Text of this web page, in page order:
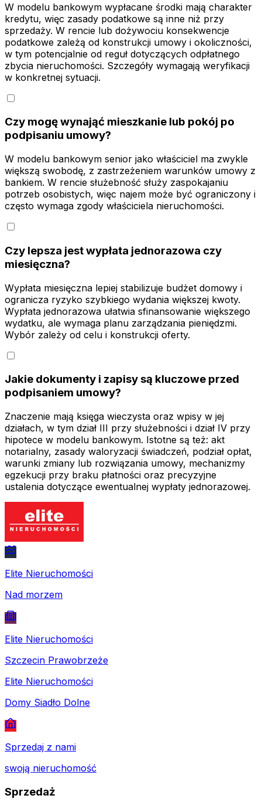
W modelu bankowym wypłacane środki mają charakter
kredytu, więc zasady podatkowe są inne niż przy
sprzedaży. W rencie lub dożywociu konsekwencje
podatkowe zależą od konstrukcji umowy i okoliczności,
w tym potencjalnie od reguł dotyczących odpłatnego
zbycia nieruchomości. Szczegóły wymagają weryfikacji
w konkretnej sytuacji.
Czy mogę wynająć mieszkanie lub pokój po
podpisaniu umowy?
W modelu bankowym senior jako właściciel ma zwykle
większą swobodę, z zastrzeżeniem warunków umowy z
bankiem. W rencie służebność służy zaspokajaniu
potrzeb osobistych, więc najem może być ograniczony i
często wymaga zgody właściciela nieruchomości.
Czy lepsza jest wypłata jednorazowa czy
miesięczna?
Wypłata miesięczna lepiej stabilizuje budżet domowy i
ogranicza ryzyko szybkiego wydania większej kwoty.
Wypłata jednorazowa ułatwia sfinansowanie większego
wydatku, ale wymaga planu zarządzania pieniędzmi.
Wybór zależy od celu i konstrukcji oferty.
Jakie dokumenty i zapisy są kluczowe przed
podpisaniem umowy?
Znaczenie mają księga wieczysta oraz wpisy w jej
działach, w tym dział III przy służebności i dział IV przy
hipotece w modelu bankowym. Istotne są też: akt
notarialny, zasady waloryzacji świadczeń, podział opłat,
warunki zmiany lub rozwiązania umowy, mechanizmy
egzekucji przy braku płatności oraz precyzyjne
ustalenia dotyczące ewentualnej wypłaty jednorazowej.
Elite Nieruchomości
Nad morzem
Elite Nieruchomości
Szczecin Prawobrzeże
Elite Nieruchomości
Domy Siadło Dolne
Sprzedaj z nami
swoją nieruchomość
Sprzedaż